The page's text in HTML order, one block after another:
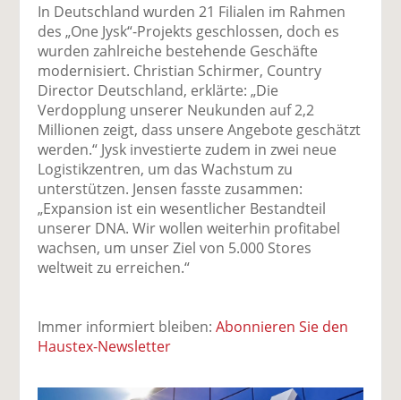
In Deutschland wurden 21 Filialen im Rahmen
des „One Jysk“-Projekts geschlossen, doch es
wurden zahlreiche bestehende Geschäfte
modernisiert. Christian Schirmer, Country
Director Deutschland, erklärte: „Die
Verdopplung unserer Neukunden auf 2,2
Millionen zeigt, dass unsere Angebote geschätzt
werden.“ Jysk investierte zudem in zwei neue
Logistikzentren, um das Wachstum zu
unterstützen. Jensen fasste zusammen:
„Expansion ist ein wesentlicher Bestandteil
unserer DNA. Wir wollen weiterhin profitabel
wachsen, um unser Ziel von 5.000 Stores
weltweit zu erreichen.“
Immer informiert bleiben:Abonnieren Sie den
Haustex-Newsletter